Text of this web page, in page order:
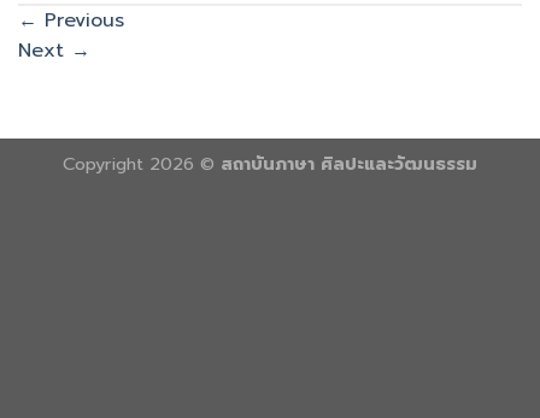
← Previous
Next →
Copyright 2026 © สถาบันภาษา ศิลปะและวัฒนธรรม